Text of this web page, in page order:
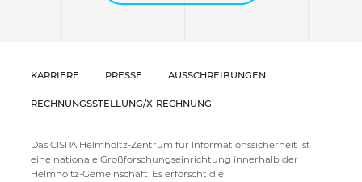
KARRIERE PRESSE AUSSCHREIBUNGEN
RECHNUNGSSTELLUNG/X-RECHNUNG
Das CISPA Helmholtz-Zentrum für Informationssicherheit ist
eine nationale Großforschungseinrichtung innerhalb der
Helmholtz-Gemeinschaft. Es erforscht die